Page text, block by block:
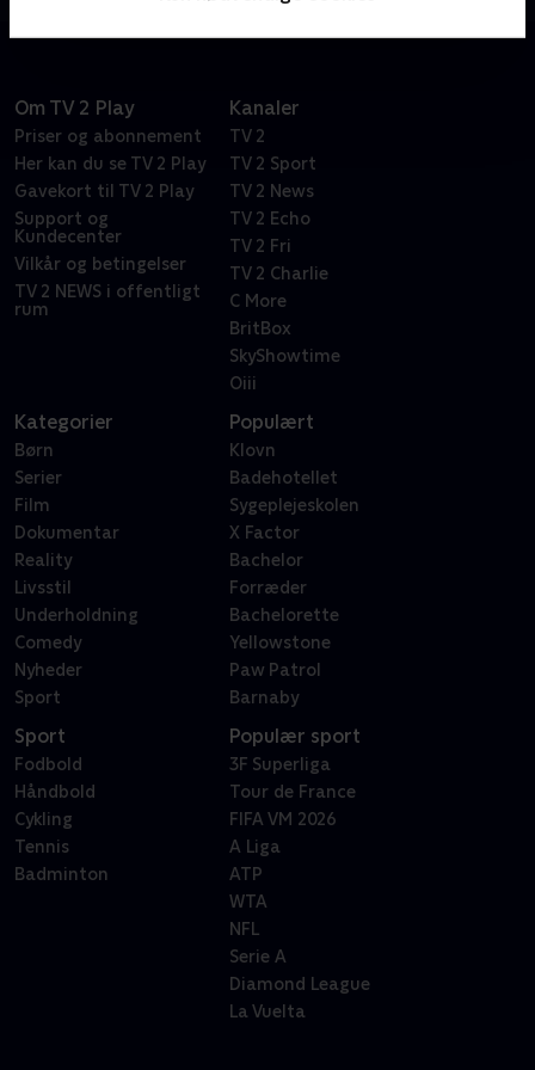
Om TV 2 Play
Priser og abonnement
Her kan du se TV 2 Play
Gavekort til TV 2 Play
Support og
Kundecenter
Vilkår og betingelser
TV 2 NEWS i offentligt
rum
Kanaler
TV 2
TV 2 Sport
TV 2 News
TV 2 Echo
TV 2 Fri
TV 2 Charlie
C More
BritBox
SkyShowtime
Oiii
Kategorier
Børn
Serier
Film
Dokumentar
Reality
Livsstil
Underholdning
Comedy
Nyheder
Sport
Populært
Klovn
Badehotellet
Sygeplejeskolen
X Factor
Bachelor
Forræder
Bachelorette
Yellowstone
Paw Patrol
Barnaby
Sport
Fodbold
Håndbold
Cykling
Tennis
Badminton
Populær sport
3F Superliga
Tour de France
FIFA VM 2026
A Liga
ATP
WTA
NFL
Serie A
Diamond League
La Vuelta